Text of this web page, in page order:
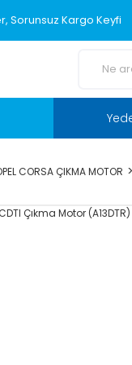
Sorunsuz Kargo Keyfi
CORSA ÇIKMA MOTOR